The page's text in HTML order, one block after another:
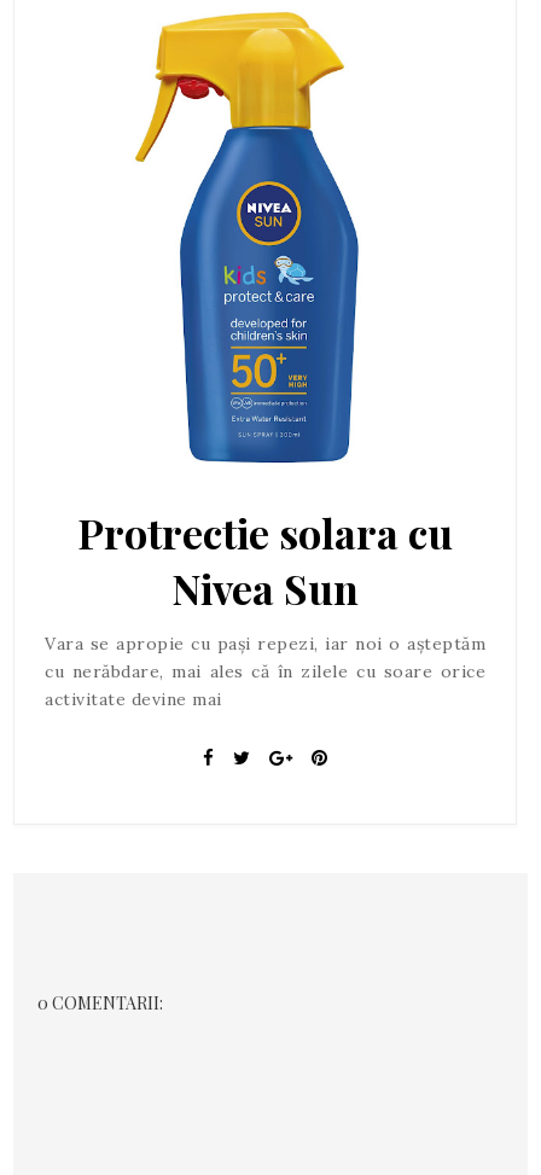
Protrectie solara cu
Nivea Sun
Vara se apropie cu pași repezi, iar noi o așteptăm
cu nerăbdare, mai ales că în zilele cu soare orice
activitate devine mai
0 COMENTARII: